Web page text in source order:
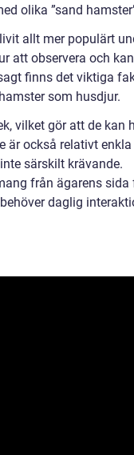
olika ”sand
allt mer populärt
att observera och
finns det viktiga
som husdjur.
vilket gör att de kan
är också relativt
särskilt krävande.
från ägarens sida
daglig